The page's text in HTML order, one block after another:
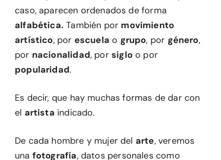
caso, aparecen ordenados de forma
alfabética. También por movimiento
artístico, por escuela o grupo, por género,
por nacionalidad, por siglo o por
popularidad.
Es decir, que hay muchas formas de dar con
el artista indicado.
De cada hombre y mujer del arte, veremos
una fotografía, datos personales como